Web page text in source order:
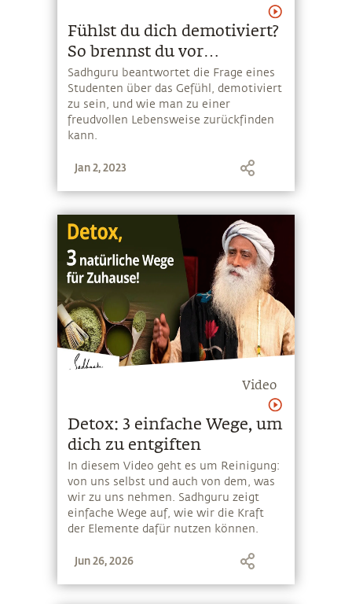
Fühlst du dich demotiviert?
So brennst du vor
Leidenschaft!
Sadhguru beantwortet die Frage eines
Studenten über das Gefühl, demotiviert
zu sein, und wie man zu einer
freudvollen Lebensweise zurückfinden
kann.
Jan 2, 2023
Video
Detox: 3 einfache Wege, um
dich zu entgiften
In diesem Video geht es um Reinigung:
von uns selbst und auch von dem, was
wir zu uns nehmen. Sadhguru zeigt
einfache Wege auf, wie wir die Kraft
der Elemente dafür nutzen können.
Jun 26, 2026